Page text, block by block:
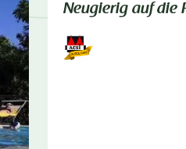
Neugierig auf die